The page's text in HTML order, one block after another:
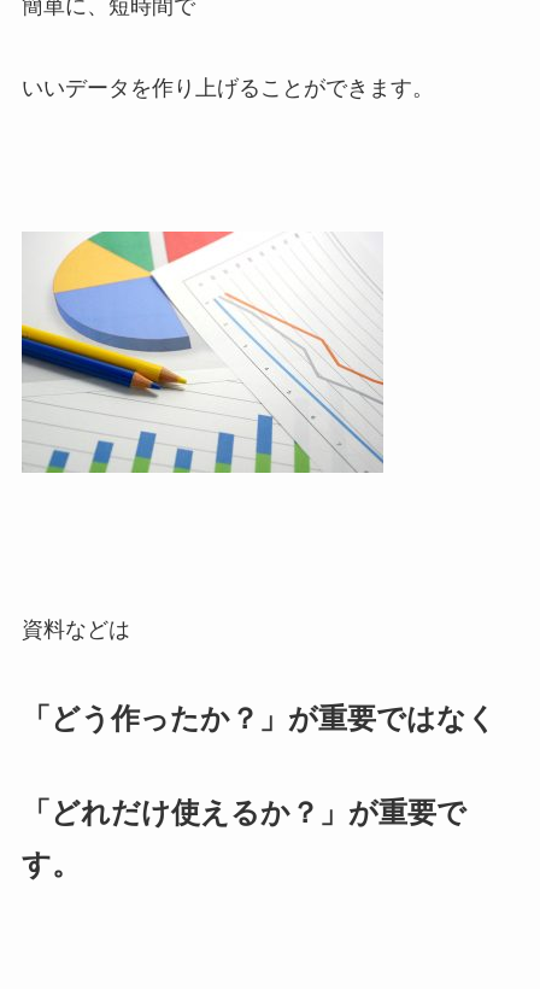
簡単に、短時間で
いいデータを作り上げることができます。
資料などは
「どう作ったか？」が重要ではなく
「どれだけ使えるか？」が重要で
す。